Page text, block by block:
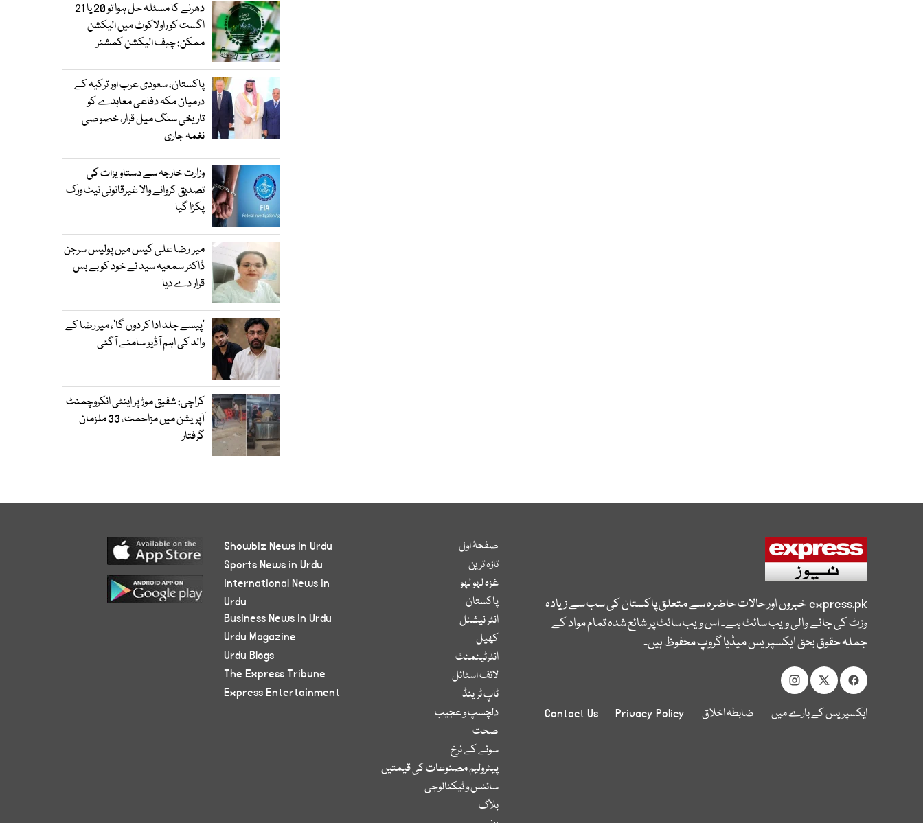
دھرنے کا مسئلہ حل ہوا تو 20 یا 21
اگست کو راولاکوٹ میں الیکشن
ممکن: چیف الیکشن کمشنر
پاکستان، سعودی عرب اور ترکیہ کے
درمیان مکہ دفاعی معاہدے کو
تاریخی سنگ میل قرار، خصوصی
نغمہ جاری
وزارت خارجہ سے دستاویزات کی
تصدیق کروانے والا غیرقانونی نیٹ ورک
پکڑا گیا
میر رضا علی کیس میں پولیس سرجن
ڈاکٹر سمعیہ سید نے خود کو بے بس
قرار دے دیا
’پیسے جلد ادا کر دوں گا‘، میر رضا کے
والد کی اہم آڈیو سامنے آگئی
کراچی: شفیق موڑ پر اینٹی انکروچمنٹ
آپریشن میں مزاحمت، 33 ملزمان
گرفتار
express.pkخبروں اور حالات حاضرہ سے متعلق پاکستان کی سب سے زیادہ
وزٹ کی جانے والی ویب سائٹ ہے۔ اس ویب سائٹ پر شائع شدہ تمام مواد کے
جملہ حقوق بحق ایکسپریس میڈیا گروپ محفوظ ہیں۔
ایکسپریس کے بارے میں ضابطہ اخلاق Privacy Policy
Contact Us
صفحۂ اول
تازہ ترین
غزہ لہو لہو
پاکستان
انٹر نیشنل
کھیل
انٹرٹینمنٹ
لائف اسٹائل
ٹاپ ٹرینڈ
دلچسپ و عجیب
صحت
سونے کے نرخ
پیٹرولیم مصنوعات کی قیمتیں
سائنس و ٹیکنالوجی
بلاگ
Showbiz News in Urdu
Sports News in Urdu
International News in
Urdu
Business News in Urdu
Urdu Magazine
Urdu Blogs
The Express Tribune
Express Entertainment